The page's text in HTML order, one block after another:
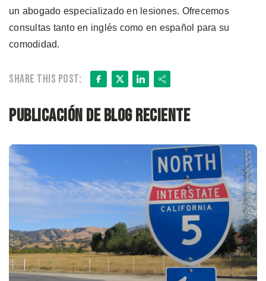
un abogado especializado en lesiones. Ofrecemos
consultas tanto en inglés como en español para su
comodidad.
Share this post: Facebook
X LinkedIn
Share
Publicación de blog reciente